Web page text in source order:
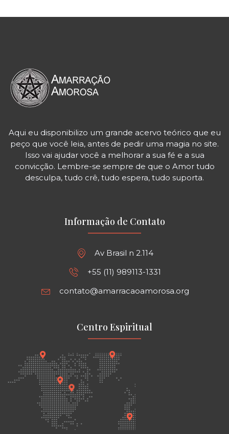
Aqui eu disponibilizo um grande acervo teórico que eu
peço que você leia, antes de pedir uma magia no site.
Isso vai ajudar você a melhorar a sua fé e a sua
convicção. Lembre-se sempre de que o Amor tudo
desculpa, tudo crê, tudo espera, tudo suporta.
Informação de Contato
Av Brasil n 2.114
+55 (11) 989113-1331
contato@amarracaoamorosa.org
Centro Espiritual